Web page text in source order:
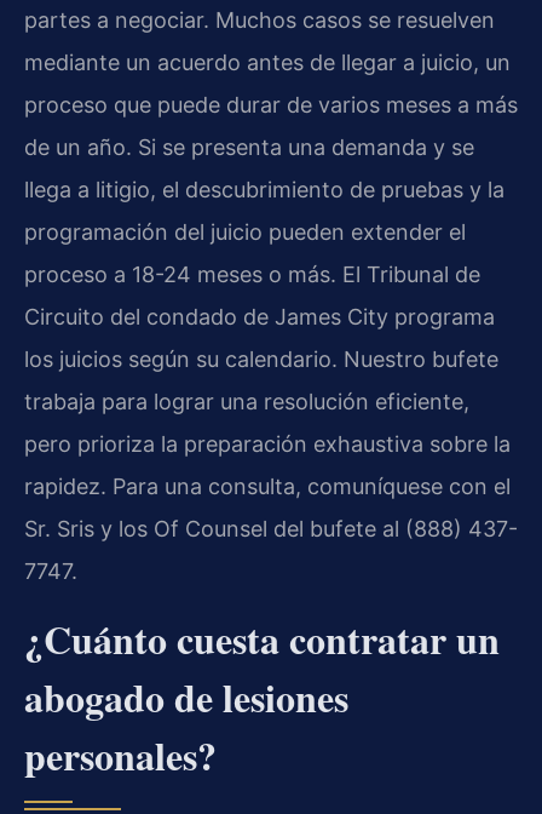
partes a negociar. Muchos casos se resuelven
mediante un acuerdo antes de llegar a juicio, un
proceso que puede durar de varios meses a más
de un año. Si se presenta una demanda y se
llega a litigio, el descubrimiento de pruebas y la
programación del juicio pueden extender el
proceso a 18-24 meses o más. El Tribunal de
Circuito del condado de James City programa
los juicios según su calendario. Nuestro bufete
trabaja para lograr una resolución eficiente,
pero prioriza la preparación exhaustiva sobre la
rapidez. Para una consulta, comuníquese con el
Sr. Sris y los Of Counsel del bufete al (888) 437-
7747.
¿Cuánto cuesta contratar un
abogado de lesiones
personales?